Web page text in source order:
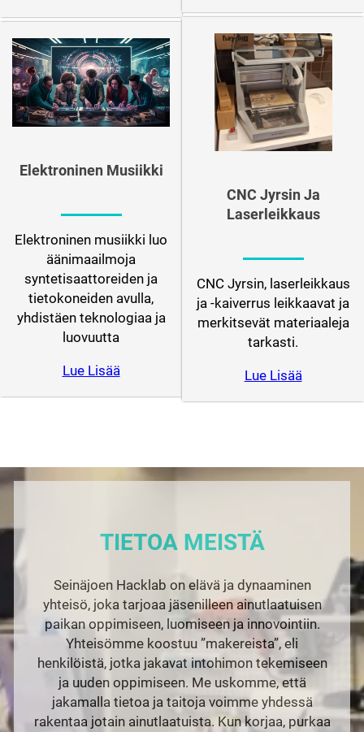
Elektroninen Musiikki
Elektroninen musiikki luo
äänimaailmoja
syntetisaattoreiden ja
tietokoneiden avulla,
yhdistäen teknologiaa ja
luovuutta
Lue Lisää
CNC Jyrsin Ja
Laserleikkaus
CNC Jyrsin, laserleikkaus
ja -kaiverrus leikkaavat ja
merkitsevät materiaaleja
tarkasti.
Lue Lisää
TIETOA MEISTÄ
Seinäjoen Hacklab on elävä ja dynaaminen
yhteisö, joka tarjoaa jäsenilleen ainutlaatuisen
paikan oppimiseen, luomiseen ja innovointiin.
Yhteisömme koostuu ”makereista”, eli
henkilöistä, jotka jakavat intohimon tekemiseen
ja uuden oppimiseen. Me uskomme, että
jakamalla tietoa ja taitoja voimme yhdessä
rakentaa jotain ainutlaatuista. Kun korjaa, purkaa